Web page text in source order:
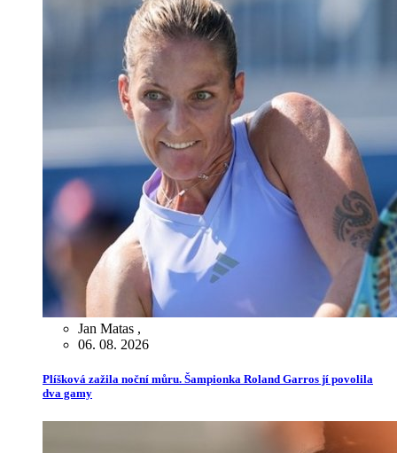
Jan Matas ,
06. 08. 2026
Plíšková zažila noční můru. Šampionka Roland Garros jí povolila
dva gamy